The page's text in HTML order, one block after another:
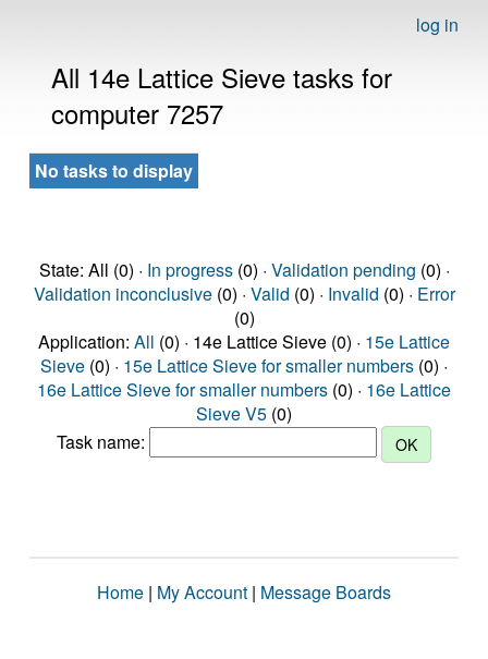
log in
All 14e Lattice Sieve tasks for
computer 7257
No tasks to display
State: All (0) · In progress(0) · Validation pending (0) ·
Validation inconclusive(0) · Valid (0) · Invalid (0) · Error
(0)
Application: All (0) · 14e Lattice Sieve (0) · 15e Lattice
Sieve (0) · 15e Lattice Sieve for smaller numbers (0) ·
16e Lattice Sieve for smaller numbers (0) · 16e Lattice
Sieve V5 (0)
Task name:
Home | My Account | Message Boards